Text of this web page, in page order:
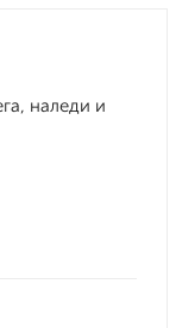
наледи и